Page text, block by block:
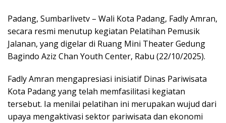
Padang, Sumbarlivetv – Wali Kota Padang, Fadly Amran,
secara resmi menutup kegiatan Pelatihan Pemusik
Jalanan, yang digelar di Ruang Mini Theater Gedung
Bagindo Aziz Chan Youth Center, Rabu (22/10/2025).
Fadly Amran mengapresiasi inisiatif Dinas Pariwisata
Kota Padang yang telah memfasilitasi kegiatan
tersebut. Ia menilai pelatihan ini merupakan wujud dari
upaya mengaktivasi sektor pariwisata dan ekonomi